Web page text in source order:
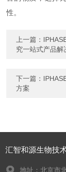
性。
上一篇：
究一站式产品解
下一篇：
方案
汇智和源生物技
地址：北京市